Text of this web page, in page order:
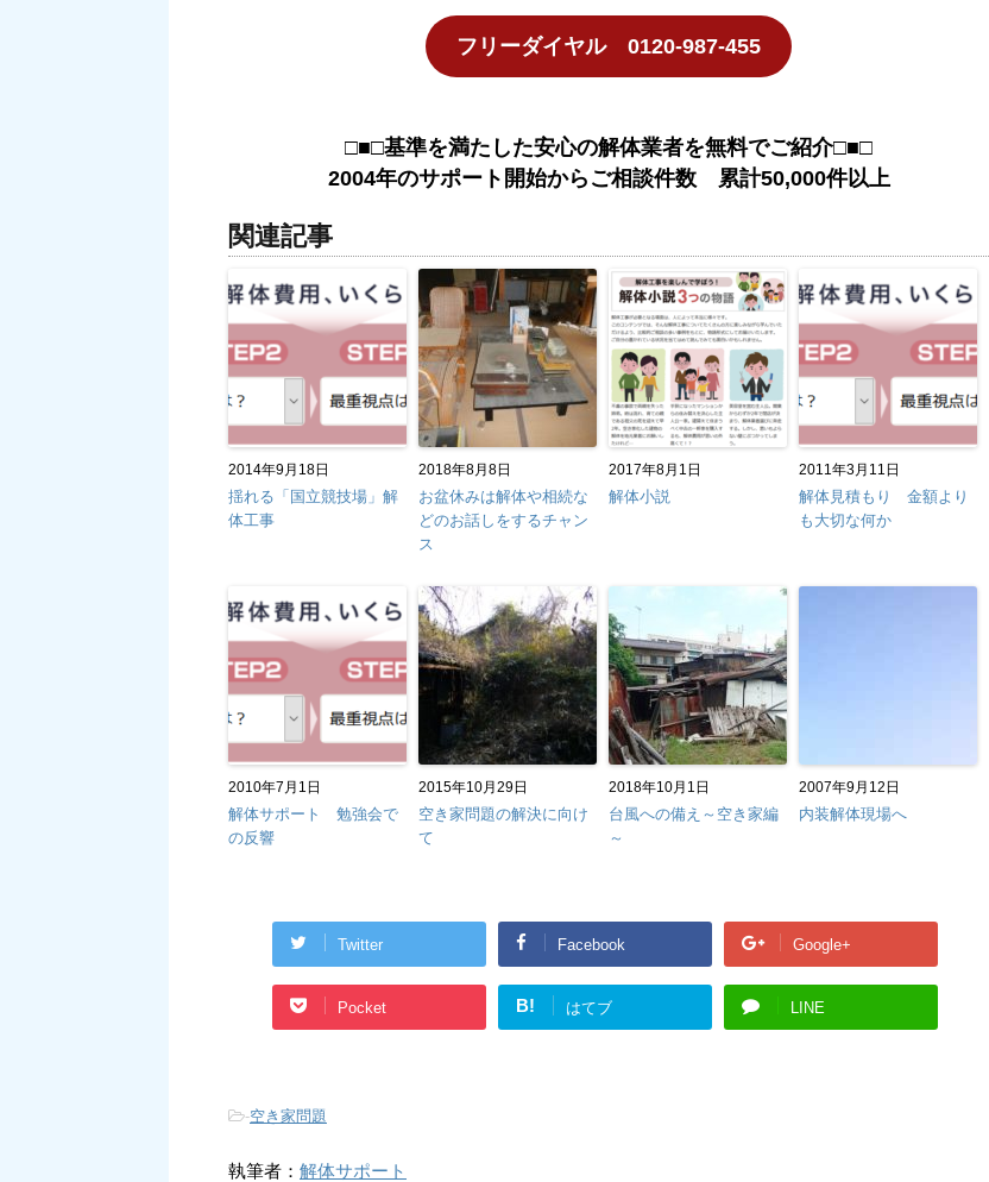
フリーダイヤル 0120-987-455
□■□基準を満たした安心の解体業者を無料でご紹介□■□
2004年のサポート開始からご相談件数 累計50,000件以上
関連記事
2014年9月18日
揺れる「国立競技場」解
体工事
2018年8月8日
お盆休みは解体や相続な
どのお話しをするチャン
ス
2017年8月1日
解体小説
2011年3月11日
解体見積もり 金額より
も大切な何か
2010年7月1日
解体サポート 勉強会で
の反響
2015年10月29日
空き家問題の解決に向け
て
2018年10月1日
台風への備え～空き家編
～
2007年9月12日
内装解体現場へ
Twitter Facebook Google+
Pocket B! はてブ LINE
-空き家問題
執筆者： 解体サポート